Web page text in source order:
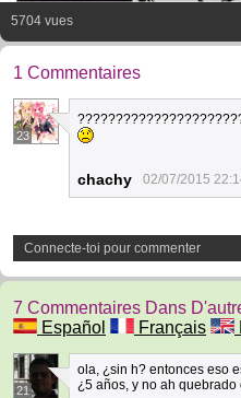
5704 vues
1 Commentaires
23
chachy 02/07/2015
Connecte-toi pour commenter
7 Commentaires Dans
Español
Français
21
ola, ¿sin h? entonces eso
¿5 años, y no ah quebrado